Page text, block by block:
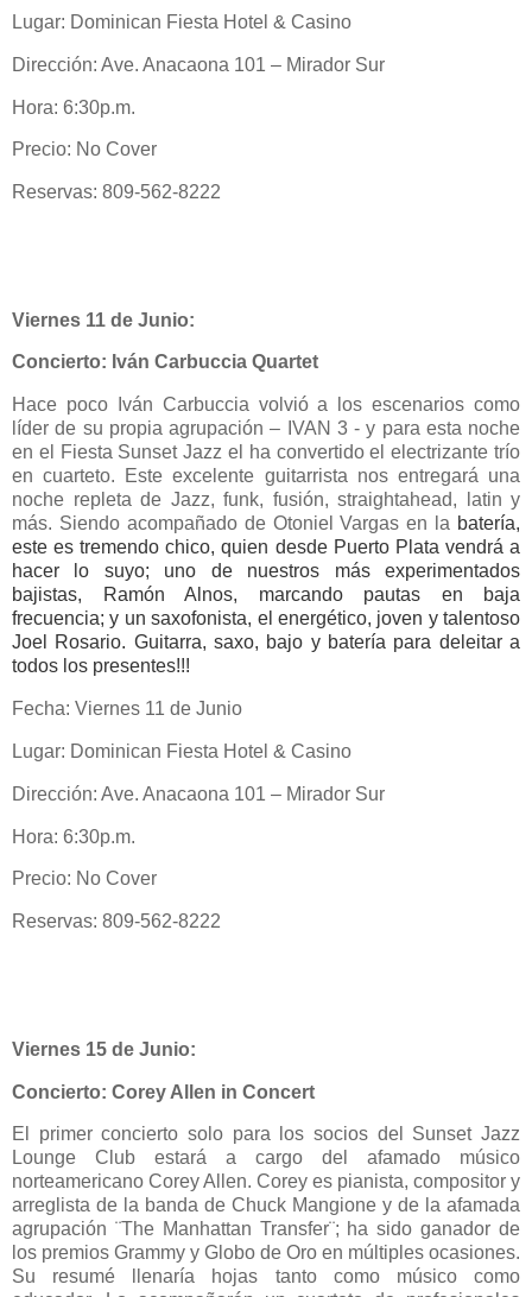
Lugar: Dominican Fiesta Hotel & Casino
Dirección: Ave. Anacaona 101 – Mirador Sur
Hora: 6:30p.m.
Precio: No Cover
Reservas: 809-562-8222
Viernes 11 de Junio:
Concierto: Iván Carbuccia Quartet
Hace poco Iván Carbuccia volvió a los escenarios como
líder de su propia agrupación – IVAN 3 - y para esta noche
en el Fiesta Sunset Jazz el ha convertido el electrizante trío
en cuarteto. Este excelente guitarrista nos entregará una
noche repleta de Jazz, funk, fusión, straightahead, latin y
más. Siendo acompañado de Otoniel Vargas en la batería,
este es tremendo chico, quien desde Puerto Plata vendrá a
hacer lo suyo; uno de nuestros más experimentados
bajistas, Ramón Alnos, marcando pautas en baja
frecuencia; y un saxofonista, el energético, joven y talentoso
Joel Rosario. Guitarra, saxo, bajo y batería para deleitar a
todos los presentes!!!
Fecha: Viernes 11 de Junio
Lugar: Dominican Fiesta Hotel & Casino
Dirección: Ave. Anacaona 101 – Mirador Sur
Hora: 6:30p.m.
Precio: No Cover
Reservas: 809-562-8222
Viernes 15 de Junio:
Concierto: Corey Allen in Concert
El primer concierto solo para los socios del Sunset Jazz
Lounge Club estará a cargo del afamado músico
norteamericano Corey Allen. Corey es pianista, compositor y
arreglista de la banda de Chuck Mangione y de la afamada
agrupación ¨The Manhattan Transfer¨; ha sido ganador de
los premios Grammy y Globo de Oro en múltiples ocasiones.
Su resumé llenaría hojas tanto como músico como